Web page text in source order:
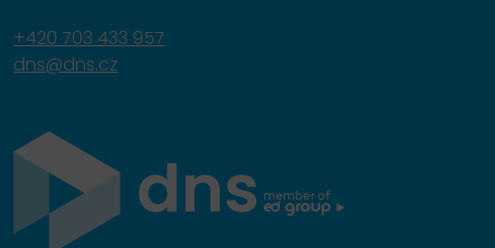
+420 703 433 957
dns@dns.cz